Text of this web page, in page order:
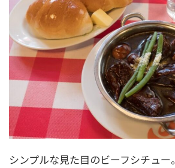
シンプルな見た目のビーフシチュー。